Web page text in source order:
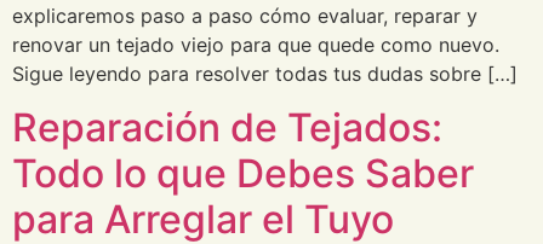
explicaremos paso a paso cómo evaluar, reparar y
renovar un tejado viejo para que quede como nuevo.
Sigue leyendo para resolver todas tus dudas sobre […]
Reparación de Tejados:
Todo lo que Debes Saber
para Arreglar el Tuyo